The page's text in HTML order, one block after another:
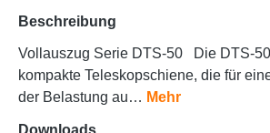
Beschreibung
Vollauszug Serie DTS-50 Die DTS-
kompakte Teleskopschiene, die für
der Belastung au… Mehr